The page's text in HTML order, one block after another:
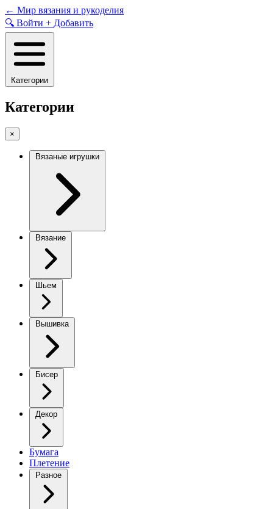
Skip
to
content
← Мир вязания и рукоделия
🔍 Войти + Добавить
Категории
Категории
×
Вязаные игрушки
Вязание
Шьем
Вышивка
Бисер
Декор
Бумага
Плетение
Разное